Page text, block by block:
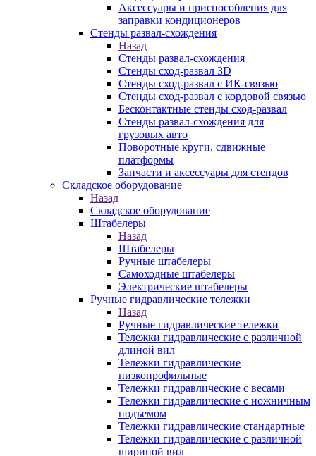
Аксессуары и приспособления для
заправки кондиционеров
Стенды развал-схождения
Назад
Стенды развал-схождения
Стенды сход-развал 3D
Стенды сход-развал с ИК-связью
Стенды сход-развал с кордовой связью
Бесконтактные стенды сход-развал
Стенды развал-схождения для
грузовых авто
Поворотные круги, сдвижные
платформы
Запчасти и аксессуары для стендов
Складское оборудование
Назад
Складское оборудование
Штабелеры
Назад
Штабелеры
Ручные штабелеры
Самоходные штабелеры
Электрические штабелеры
Ручные гидравлические тележки
Назад
Ручные гидравлические тележки
Тележки гидравлические с различной
длиной вил
Тележки гидравлические
низкопрофильные
Тележки гидравлические с весами
Тележки гидравлические с ножничным
подъемом
Тележки гидравлические стандартные
Тележки гидравлические с различной
шириной вил